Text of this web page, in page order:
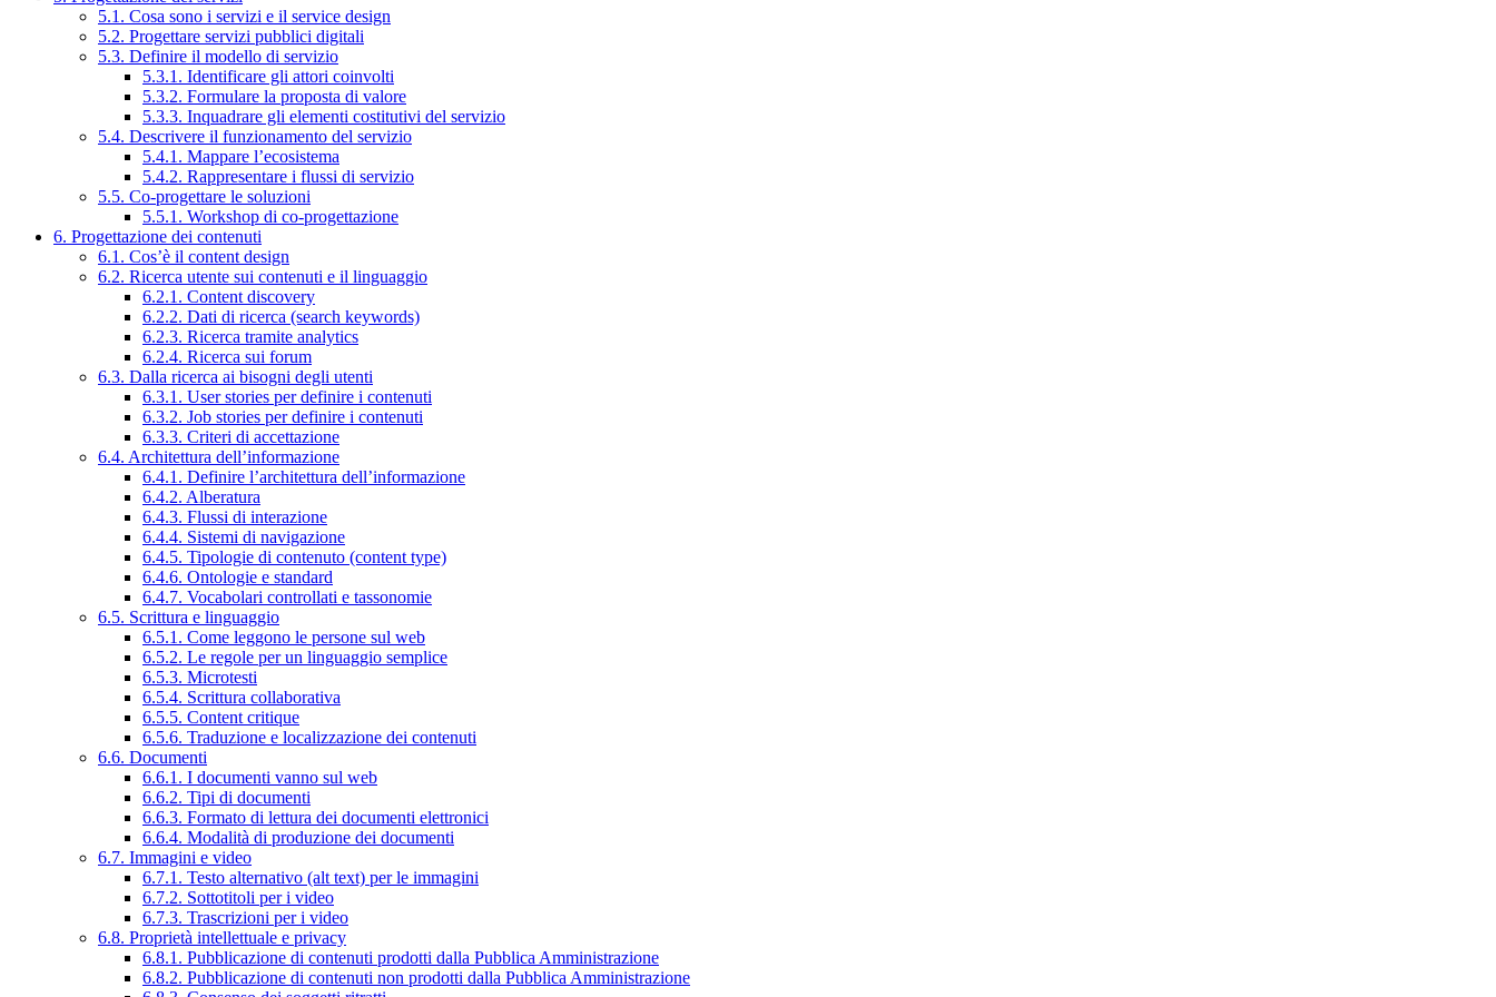
5.1. Cosa sono i servizi e il service design
5.2. Progettare servizi pubblici digitali
5.3. Definire il modello di servizio
5.3.1. Identificare gli attori coinvolti
5.3.2. Formulare la proposta di valore
5.3.3. Inquadrare gli elementi costitutivi del servizio
5.4. Descrivere il funzionamento del servizio
5.4.1. Mappare l’ecosistema
5.4.2. Rappresentare i flussi di servizio
5.5. Co-progettare le soluzioni
5.5.1. Workshop di co-progettazione
6. Progettazione dei contenuti
6.1. Cos’è il content design
6.2. Ricerca utente sui contenuti e il linguaggio
6.2.1. Content discovery
6.2.2. Dati di ricerca (search keywords)
6.2.3. Ricerca tramite analytics
6.2.4. Ricerca sui forum
6.3. Dalla ricerca ai bisogni degli utenti
6.3.1. User stories per definire i contenuti
6.3.2. Job stories per definire i contenuti
6.3.3. Criteri di accettazione
6.4. Architettura dell’informazione
6.4.1. Definire l’architettura dell’informazione
6.4.2. Alberatura
6.4.3. Flussi di interazione
6.4.4. Sistemi di navigazione
6.4.5. Tipologie di contenuto (content type)
6.4.6. Ontologie e standard
6.4.7. Vocabolari controllati e tassonomie
6.5. Scrittura e linguaggio
6.5.1. Come leggono le persone sul web
6.5.2. Le regole per un linguaggio semplice
6.5.3. Microtesti
6.5.4. Scrittura collaborativa
6.5.5. Content critique
6.5.6. Traduzione e localizzazione dei contenuti
6.6. Documenti
6.6.1. I documenti vanno sul web
6.6.2. Tipi di documenti
6.6.3. Formato di lettura dei documenti elettronici
6.6.4. Modalità di produzione dei documenti
6.7. Immagini e video
6.7.1. Testo alternativo (alt text) per le immagini
6.7.2. Sottotitoli per i video
6.7.3. Trascrizioni per i video
6.8. Proprietà intellettuale e privacy
6.8.1. Pubblicazione di contenuti prodotti dalla Pubblica Amministrazione
6.8.2. Pubblicazione di contenuti non prodotti dalla Pubblica Amministrazione